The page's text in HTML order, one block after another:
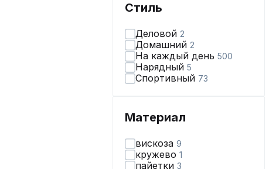
Стиль
Деловой 2
Домашний 2
На каждый день 500
Нарядный 5
Спортивный 73
Материал
вискоза 9
кружево 1
пайетки 3